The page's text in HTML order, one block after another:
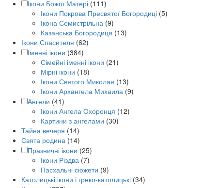
Ікони Божої Матері (111)
Ікони Покрова Пресвятої Богородиці (5)
Ікона Семистрільна (9)
Казанська Богородиця (13)
Ікони Спасителя (62)
Іменні ікони (384)
Сімейні іменні ікони (21)
Мірні ікони (18)
Ікони Святого Миколая (13)
Ікони Архангела Михаила (9)
Ангели (41)
Ікони Ангела Охоронця (12)
Картини з ангелами (30)
Тайна вечеря (14)
Свята родина (14)
Празничні ікони (25)
Ікони Різдва (7)
Пасхальні сюжети (9)
Католицькі ікони і греко-католицькі (34)